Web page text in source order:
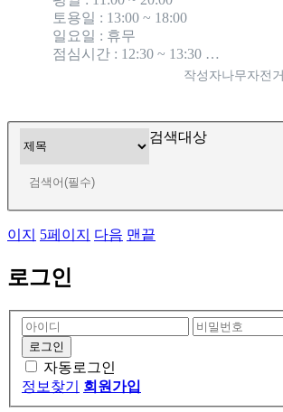
토용일 : 13:00 ~ 18:00
일요일 : 휴무
점심시간 : 12:30 ~ 13:30 …
작성자나무자전거
검색대상
이지
5페이지 다음 맨끝
로그인
자동로그인
정보찾기
회원가입